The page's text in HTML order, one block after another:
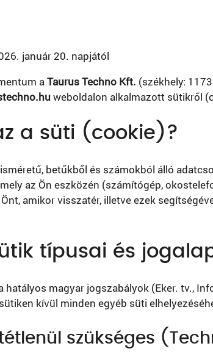
január 20. napjától
aTaurus Techno Kft. (székhely:
weboldalon alkalmazott sütikről
a süti (cookie)?
betűkből és számokból álló
az Ön eszközén (számítógép,
Önt, amikor visszatér, illetve ezek
típusai és
hatályos magyar jogszabályok (Eker. tv.,
kívül minden egyéb süti
szükséges